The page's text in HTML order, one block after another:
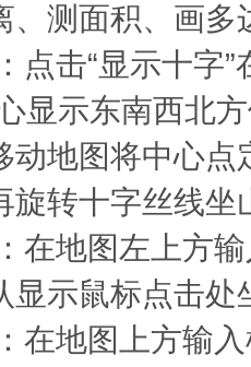
、测面积、画多
击“显示十字”
显示东南西北
动地图将中心
旋转十字丝线坐
在地图左上方
显示鼠标点击处
在地图上方输